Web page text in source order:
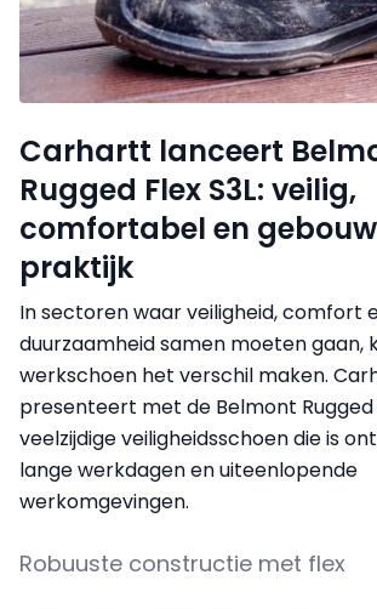
Carhartt lanceert
Rugged Flex S3L: veilig,
comfortabel en
praktijk
In sectoren waar veiligheid, comfort
duurzaamheid samen moeten gaan,
werkschoen het verschil maken.
presenteert met de Belmont Rugged
veelzijdige veiligheidsschoen die is
lange werkdagen en uiteenlopende
werkomgevingen.
Robuuste constructie met flex